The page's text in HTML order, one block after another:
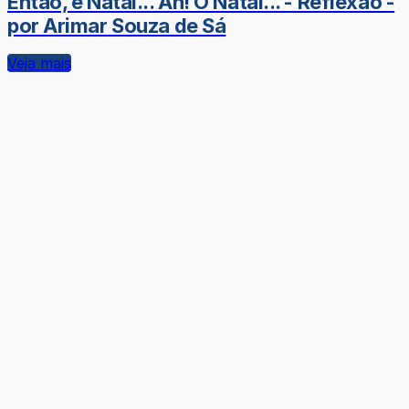
por Arimar Souza de Sá
Veja mais